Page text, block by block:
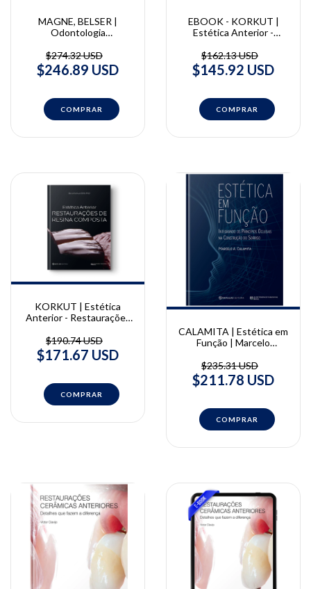
MAGNE, BELSER |
Odontologia
Biomimética - Vol. 1 e 2 |
Pascal Magne e Urs
Belser
$274.32 USD
$246.89 USD
EBOOK - KORKUT |
Estética Anterior -
Composta | Bora Korkut
$162.13 USD
$145.92 USD
KORKUT | Estética
Anterior - Restaurações
Bora Korkut
$190.74 USD
$171.67 USD
CALAMITA | Estética em
Função | Marcelo
$235.31 USD
$211.78 USD